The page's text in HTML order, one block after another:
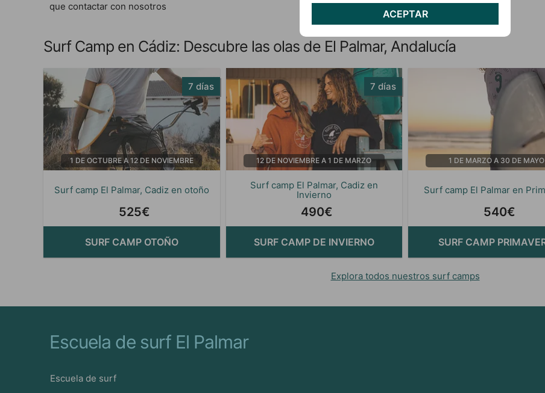
que contactar con nosotros
Surf Camp en Cádiz: Descubre las olas de El Palmar, Andalucía
Surf camp El Palmar, Cadiz en otoño
7 días
1 DE OCTUBRE A 12 DE NOVIEMBRE
525€
SURF CAMP OTOÑO
Surf camp El Palmar, Cadiz en
Invierno
7 días
12 DE NOVIEMBRE A 1 DE MARZO
490€
SURF CAMP DE INVIERNO
Surf camp El Palmar en
540€
1 DE MARZO A 30 DE MAYO
SURF CAMP
Explora todos nuestros surf camps
Escuela de surf El Palmar
Escuela de surf
ACEPTAR